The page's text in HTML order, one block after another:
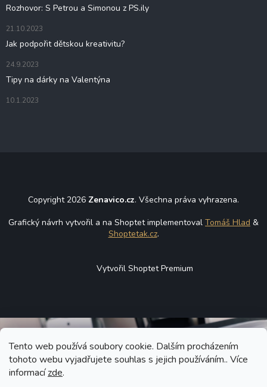
Tento web používá soubory cookie. Dalším procházením
tohoto webu vyjadřujete souhlas s jejich používáním.. Více
informacízde.
Rozhovor: S Petrou a Simonou z PS.ily
21.10.2023
Jak podpořit dětskou kreativitu?
24.9.2023
Tipy na dárky na Valentýna
10.1.2023
Copyright 2026 Zenavico.cz. Všechna práva vyhrazena.
Grafický návrh vytvořil a na Shoptet implementoval Tomáš Hlad &
Shoptetak.cz.
Vytvořil Shoptet Premium